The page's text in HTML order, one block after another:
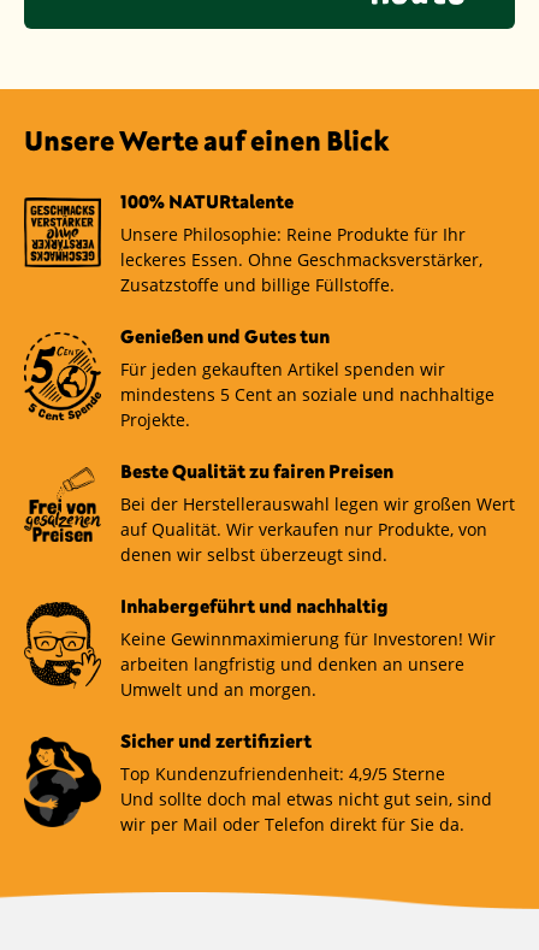
Unsere Werte auf einen Blick
100% NATURtalente
Unsere Philosophie: Reine Produkte für Ihr
leckeres Essen. Ohne Geschmacksverstärker,
Zusatzstoffe und billige Füllstoffe.
Genießen und Gutes tun
Für jeden gekauften Artikel spenden wir
mindestens 5 Cent an soziale und nachhaltige
Projekte.
Beste Qualität zu fairen Preisen
Bei der Herstellerauswahl legen wir großen Wert
auf Qualität. Wir verkaufen nur Produkte, von
denen wir selbst überzeugt sind.
Inhabergeführt und nachhaltig
Keine Gewinnmaximierung für Investoren! Wir
arbeiten langfristig und denken an unsere
Umwelt und an morgen.
Sicher und zertifiziert
Top Kundenzufriendenheit: 4,9/5 Sterne
Und sollte doch mal etwas nicht gut sein, sind
wir per Mail oder Telefon direkt für Sie da.